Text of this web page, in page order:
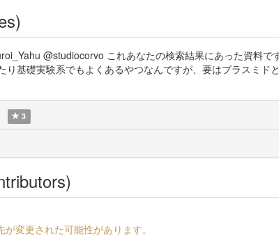
@studiocorvo これあなたの検索結果にあった資料
基礎実験系でもよくあるやつなんですが、要はプラスミ
3
変更された可能性があります。